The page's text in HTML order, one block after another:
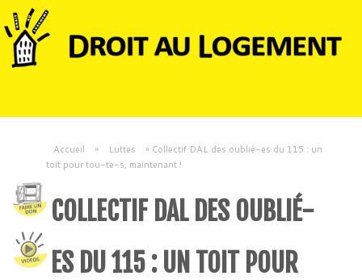
Accueil » Luttes » Collectif DAL des oublié-es du 115 : un
toit pour tou-te-s, maintenant !
COLLECTIF DAL DES OUBLIÉ-
ES DU 115 : UN TOIT POUR